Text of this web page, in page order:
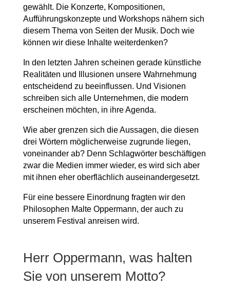
gewählt. Die Konzerte, Kompositionen,
Aufführungskonzepte und Workshops nähern sich
diesem Thema von Seiten der Musik. Doch wie
können wir diese Inhalte weiterdenken?
In den letzten Jahren scheinen gerade künstliche
Realitäten und Illusionen unsere Wahrnehmung
entscheidend zu beeinflussen. Und Visionen
schreiben sich alle Unternehmen, die modern
erscheinen möchten, in ihre Agenda.
Wie aber grenzen sich die Aussagen, die diesen
drei Wörtern möglicherweise zugrunde liegen,
voneinander ab? Denn Schlagwörter beschäftigen
zwar die Medien immer wieder, es wird sich aber
mit ihnen eher oberflächlich auseinandergesetzt.
Für eine bessere Einordnung fragten wir den
Philosophen Malte Oppermann, der auch zu
unserem Festival anreisen wird.
Herr Oppermann, was halten
Sie von unserem Motto?